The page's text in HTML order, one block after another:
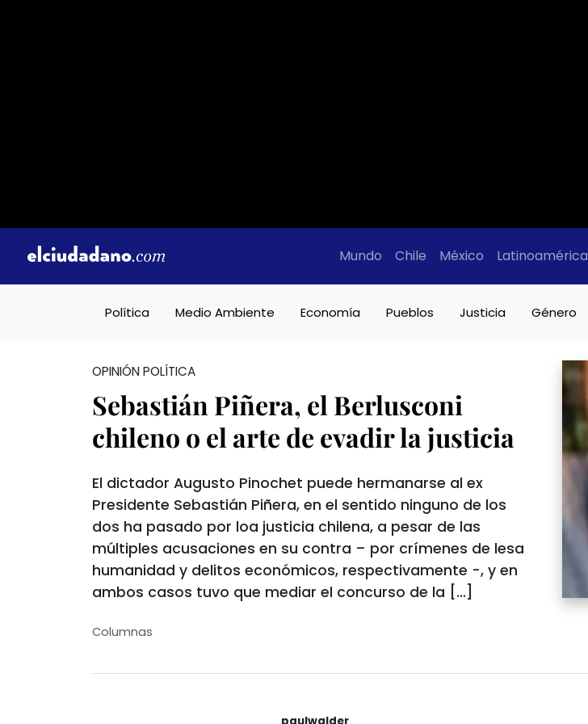
Mundo Chile México Latinoamérica
Política Medio Ambiente Economía Pueblos Justicia Género
OPINIÓN POLÍTICA
Sebastián Piñera, el Berlusconi
chileno o el arte de evadir la justicia
El dictador Augusto Pinochet puede hermanarse al ex
Presidente Sebastián Piñera, en el sentido ninguno de los
dos ha pasado por loa justicia chilena, a pesar de las
múltiples acusaciones en su contra – por crímenes de lesa
humanidad y delitos económicos, respectivamente -, y en
ambos casos tuvo que mediar el concurso de la […]
Columnas